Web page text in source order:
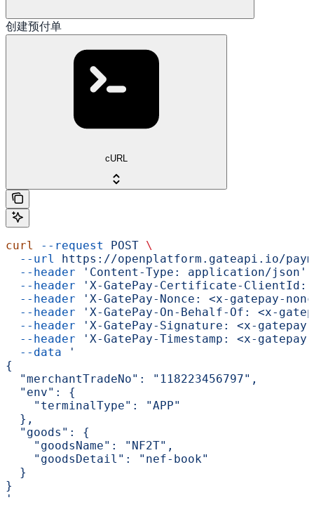
创建预付单
cURL
curl --request POST \
  --url
https://openplatform.gateapi.io/
  --header
'Content-Type: application/json'
  --header
'X-GatePay-Certificate-
  --header
'X-GatePay-Nonce: <x-gatepay-
  --header
'X-GatePay-On-Behalf-Of: <x-
  --header
'X-GatePay-Signature: <x-
  --header
'X-GatePay-Timestamp: <x-
  --data
'
{
  "merchantTradeNo": "118223456797",
  "env": {
    "terminalType": "APP"
  },
  "goods": {
    "goodsName": "NF2T",
    "goodsDetail": "nef-book"
  }
}
'